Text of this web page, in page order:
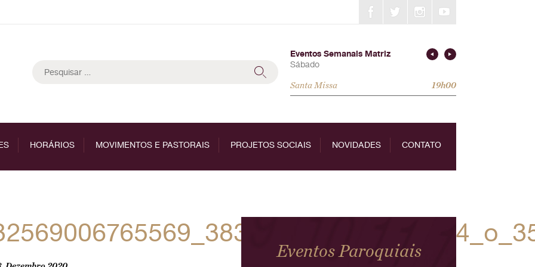
por:
Eventos Semanais Matriz
Sábado
Santa Missa 19h00
HORÁRIOS MOVIMENTOS E PASTORAIS PROJETOS SOCIAIS NOVIDADES CONTATO
Eventos Paroquiais